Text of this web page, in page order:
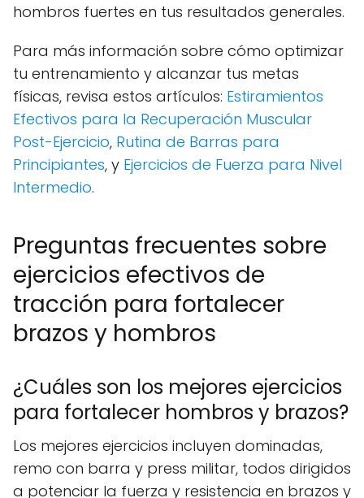
hombros fuertes en tus resultados generales.
Para más información sobre cómo optimizar
tu entrenamiento y alcanzar tus metas
físicas, revisa estos artículos: Estiramientos
Efectivos para la Recuperación Muscular
Post-Ejercicio, Rutina de Barras para
Principiantes, y Ejercicios de Fuerza para Nivel
Intermedio.
Preguntas frecuentes sobre
ejercicios efectivos de
tracción para fortalecer
brazos y hombros
¿Cuáles son los mejores ejercicios
para fortalecer hombros y brazos?
Los mejores ejercicios incluyen dominadas,
remo con barra y press militar, todos dirigidos
a potenciar la fuerza y resistencia en brazos y